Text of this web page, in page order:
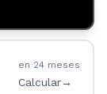
en 24 meses
Calcular→